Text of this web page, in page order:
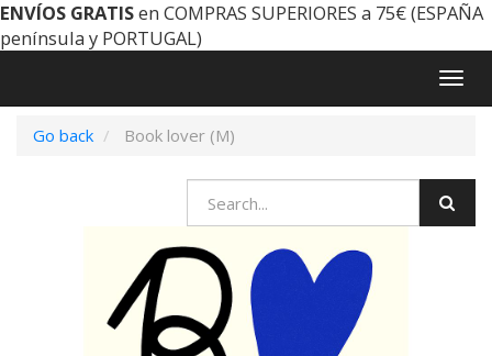
ENVÍOS GRATISen COMPRAS SUPERIORES a 75€ (ESPAÑA
península y PORTUGAL)
Go back
Book lover (M)